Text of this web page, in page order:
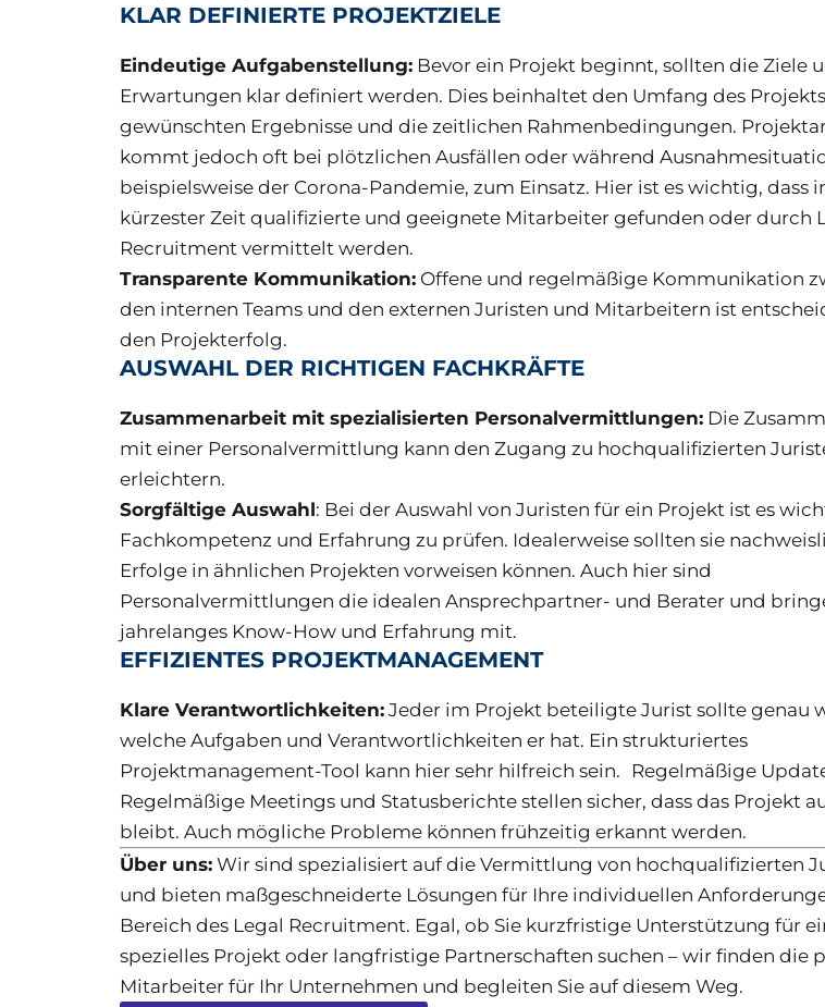
KLAR DEFINIERTE PROJEKTZIELE
Eindeutige Aufgabenstellung: Bevor ein Projekt beginnt, sollten die Ziele
Erwartungen klar definiert werden. Dies beinhaltet den Umfang des
gewünschten Ergebnisse und die zeitlichen Rahmenbedingungen.
kommt jedoch oft bei plötzlichen Ausfällen oder während
beispielsweise der Corona-Pandemie, zum Einsatz. Hier ist es wichtig, dass
kürzester Zeit qualifizierte und geeignete Mitarbeiter gefunden oder durch
Recruitment vermittelt werden.
Transparente Kommunikation: Offene und regelmäßige Kommunikation
den internen Teams und den externen Juristen und Mitarbeitern ist
den Projekterfolg.
AUSWAHL DER RICHTIGEN FACHKRÄFTE
Zusammenarbeit mit spezialisierten Personalvermittlungen: Die
mit einer Personalvermittlung kann den Zugang zu hochqualifizierten
erleichtern.
Sorgfältige Auswahl: Bei der Auswahl von Juristen für ein Projekt ist es
Fachkompetenz und Erfahrung zu prüfen. Idealerweise sollten sie
Erfolge in ähnlichen Projekten vorweisen können. Auch hier sind
Personalvermittlungen die idealen Ansprechpartner- und Berater und
jahrelanges Know-How und Erfahrung mit.
EFFIZIENTES PROJEKTMANAGEMENT
Klare Verantwortlichkeiten: Jeder im Projekt beteiligte Jurist sollte genau
welche Aufgaben und Verantwortlichkeiten er hat. Ein strukturiertes
Projektmanagement-Tool kann hier sehr hilfreich sein. Regelmäßige
Regelmäßige Meetings und Statusberichte stellen sicher, dass das Projekt
bleibt. Auch mögliche Probleme können frühzeitig erkannt werden.
Über uns: Wir sind spezialisiert auf die Vermittlung von hochqualifizierten
und bieten maßgeschneiderte Lösungen für Ihre individuellen
Bereich des Legal Recruitment. Egal, ob Sie kurzfristige Unterstützung für
spezielles Projekt oder langfristige Partnerschaften suchen – wir finden die
Mitarbeiter für Ihr Unternehmen und begleiten Sie auf diesem Weg.